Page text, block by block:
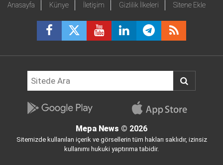
Anasayfa Künye İletişim Gizlilik İlkeleri Sitene Ekle
Mepa News © 2026
Sitemizde kullanılan içerik ve görsellerin tüm hakları saklıdır, izinsiz
kullanımı hukuki yaptırıma tabidir.